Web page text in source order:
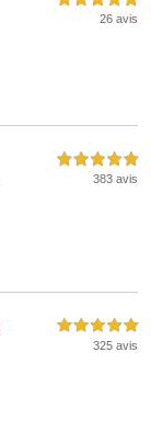
26 avis
5,0 étoiles sur 5
383 avis
5,0 étoiles sur 5
325 avis